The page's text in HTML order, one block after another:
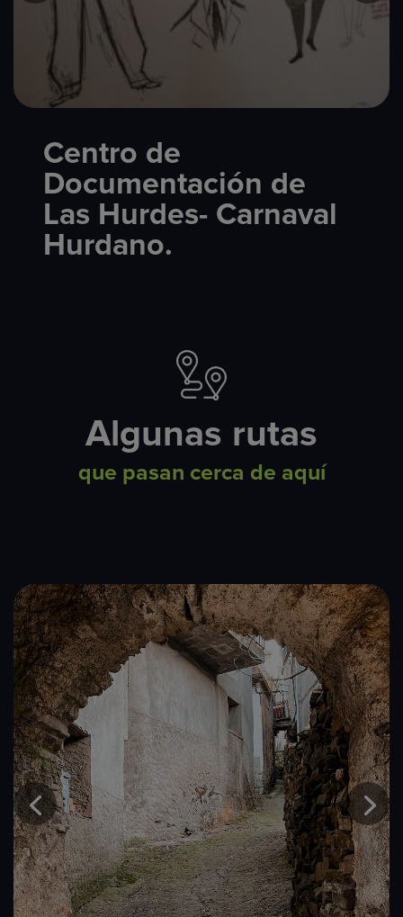
Centro de
Documentación de
Las Hurdes- Carnaval
Hurdano.
Algunas rutas
que pasan cerca de aquí